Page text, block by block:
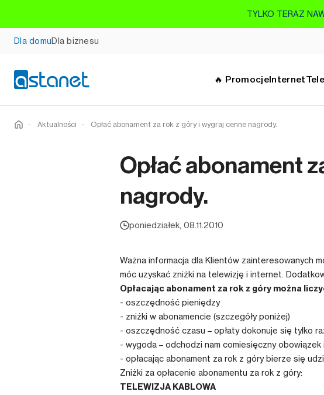
TYLKO TERAZ
Dla domuDla biznesu
🔥 PromocjeInternet
- Aktualności - Opłać abonament za rok z góry i wygraj cenne nagrody.
Opłać abonament
nagrody.
poniedziałek, 08.11.2010
Ważna informacja dla Klientów zainteresowanych
móc uzyskać zniżki na telewizję i internet.
Opłacając abonament za rok z góry można
- oszczędność pieniędzy
- zniżki w abonamencie (szczegóły poniżej)
- oszczędność czasu – opłaty dokonuje się tylko
- wygoda – odchodzi nam comiesięczny
- opłacając abonament za rok z góry bierze się
Zniżki za opłacenie abonamentu za rok z góry:
TELEWIZJA KABLOWA